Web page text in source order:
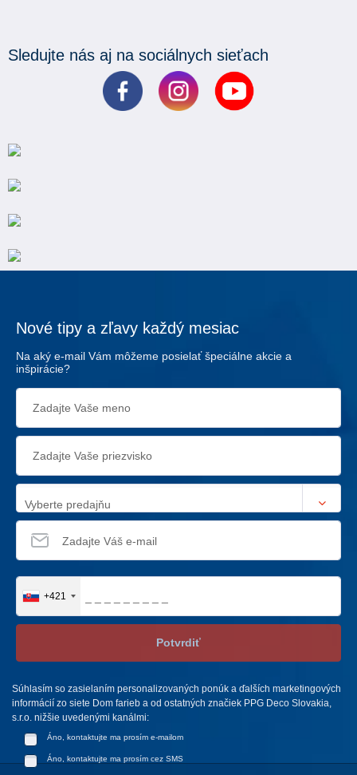
Sledujte nás aj na sociálnych sieťach
Nové tipy a zľavy každý mesiac
Na aký e-mail Vám môžeme posielať špeciálne akcie a
inšpirácie?
Vyberte predajňu
+421
Potvrdiť
Súhlasím so zasielaním personalizovaných ponúk a ďalších marketingových
informácií zo siete Dom farieb a od ostatných značiek PPG Deco Slovakia,
s.r.o. nižšie uvedenými kanálmi:
Áno, kontaktujte ma prosím e-mailom
Áno, kontaktujte ma prosím cez SMS